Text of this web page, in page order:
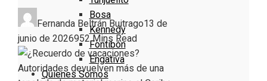
Bosa
Kennedy
Fontibón
Engativa
Quienes Somos
Fernanda Beltrán Buitrago13 de
junio de 2026952 Mins Read